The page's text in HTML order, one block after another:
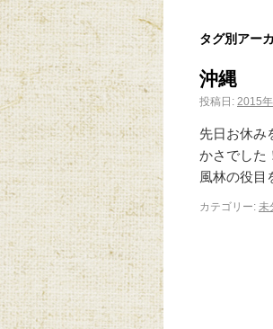
タグ別アー
沖縄
投稿日: 2015
先日お休み
かさでした
風林の役目
カテゴリー: 未